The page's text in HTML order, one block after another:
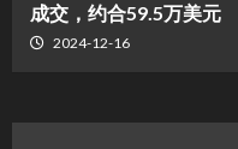
成交，约合59.5万美元
2024-12-16